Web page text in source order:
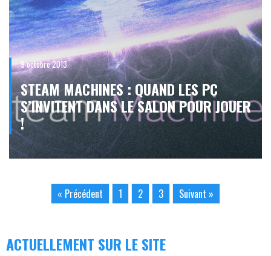
9 octobre 2013
STEAM MACHINES : QUAND LES PC
S’INVITENT DANS LE SALON POUR JOUER
!
« Précédent 1 2 3 Suivant »
ACTUELLEMENT SUR LE SITE